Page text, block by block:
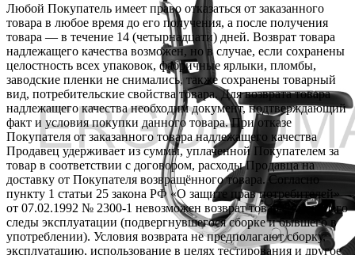
Любой Покупатель имеет право отказаться от заказанного
товара в любое время до его получения, а после получения
товара — в течение 14 (четырнадцати) дней. Возврат товара
надлежащего качества возможен, но в случае, если сохранены
целостность всех упаковок, фабричные ярлыки, пломбы,
заводские пленки не снимались, также сохранены товарный
вид, потребительские свойства товара. Для возврата товара
надлежащего качества необходим документ, подтверждающий
факт и условия покупки данного товара. При отказе
Покупателя от заказанного товара надлежащего качества
Продавец удерживает из суммы, уплаченной Покупателем за
товар в соответствии с договором, расходы Продавца на
доставку от Покупателя возвращённого товара. Согласно
пункту 1 статьи 25 закона РФ «О защите прав потребителей»
от 07.02.1992 № 2300-1 невозможен возврат товара, имеющего
следы эксплуатации (подвергнувшегося сборке и бывшего в
употреблении). Условия возврата не предполагают сборку,
эксплуатацию, использование в целях тестирования и другое